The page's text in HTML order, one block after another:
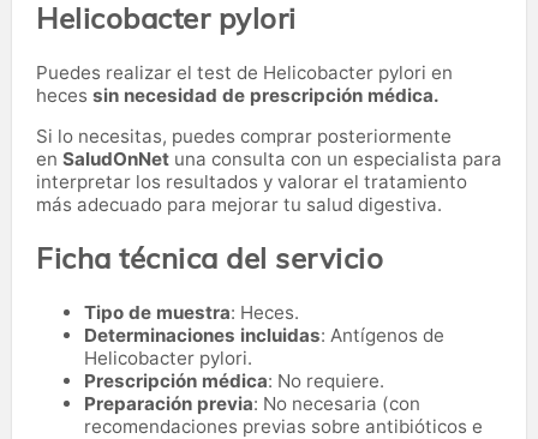
Helicobacter pylori
Puedes realizar el test de Helicobacter pylori en
heces sin necesidad de prescripción médica.
Si lo necesitas, puedes comprar posteriormente
en SaludOnNet una consulta con un especialista para
interpretar los resultados y valorar el tratamiento
más adecuado para mejorar tu salud digestiva.
Ficha técnica del servicio
Tipo de muestra: Heces.
Determinaciones incluidas: Antígenos de
Helicobacter pylori.
Prescripción médica: No requiere.
Preparación previa: No necesaria (con
recomendaciones previas sobre antibióticos e